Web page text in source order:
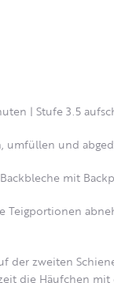
| Stufe 3.5
umfüllen und
mit
Teigportionen
der zweiten
die Häufchen